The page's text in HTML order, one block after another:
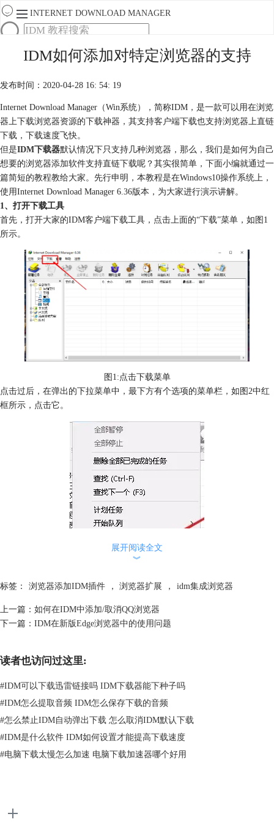
INTERNET DOWNLOAD MANAGER
服务
购买
IDM如何添加对特定浏览器的支持
发布时间：2020-04-28 16: 54: 19
Internet Download Manager（Win系统），简称IDM，是一款可以用在浏览
器上下载浏览器资源的下载神器，其支持客户端下载也支持浏览器上直链
下载，下载速度飞快。
但是IDM下载器默认情况下只支持几种浏览器，那么，我们是如何为自己
想要的浏览器添加软件支持直链下载呢？其实很简单，下面小编就通过一
篇简短的教程教给大家。先行申明，本教程是在Windows10操作系统上，
使用Internet Download Manager 6.36版本，为大家进行演示讲解。
1、打开下载工具
首先，打开大家的IDM客户端下载工具，点击上面的“下载”菜单，如图1
所示。
图1:点击下载菜单
点击过后，在弹出的下拉菜单中，最下方有个选项的菜单栏，如图2中红
框所示，点击它。
然后在软件的选项窗口中，点击第一栏的常规选项卡，在打开的窗口中，
大家可以看到目前为止大家的IDM所支持的浏览器种类列表，想要添加大
展开阅读全文
︾
标签： 浏览器添加IDM插件 ， 浏览器扩展 ， idm集成浏览器
上一篇： 如何在IDM中添加/取消QQ浏览器
下一篇： IDM在新版Edge浏览器中的使用问题
读者也访问过这里:
#IDM可以下载迅雷链接吗 IDM下载器能下种子吗
#IDM怎么提取音频 IDM怎么保存下载的音频
#怎么禁止IDM自动弹出下载 怎么取消IDM默认下载
#IDM是什么软件 IDM如何设置才能提高下载速度
#电脑下载太慢怎么加速 电脑下载加速器哪个好用